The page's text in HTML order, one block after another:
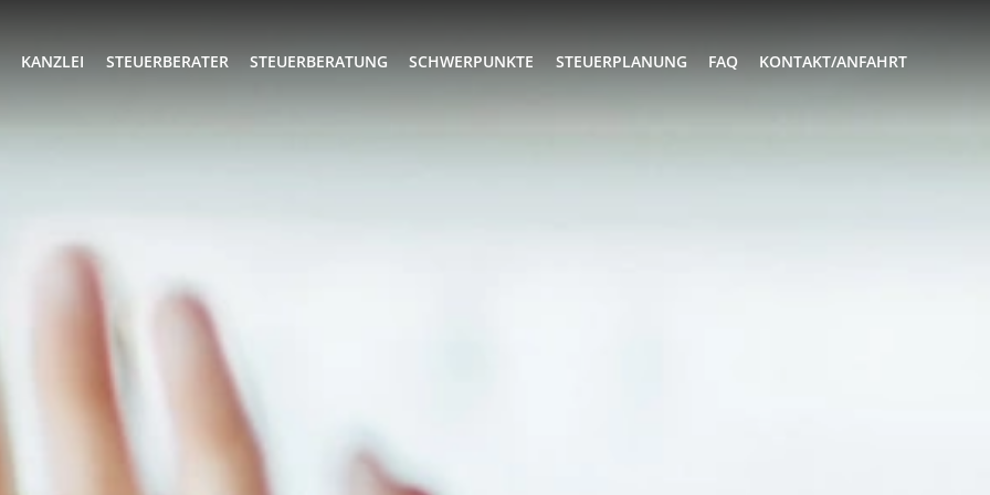
KANZLEI STEUERBERATER STEUERBERATUNG SCHWERPUNKTE STEUERPLANUNG FAQ KONTAKT/ANFAHRT